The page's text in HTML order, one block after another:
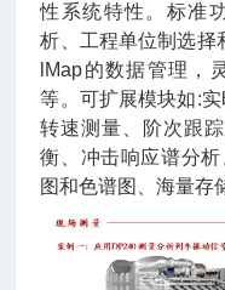
性系统特性。标准
析、工程单位制选择
lMap的数据管理，
等。可扩展模块如:实
转速测量、阶次跟
衡、冲击响应谱分
图和色谱图、海量存